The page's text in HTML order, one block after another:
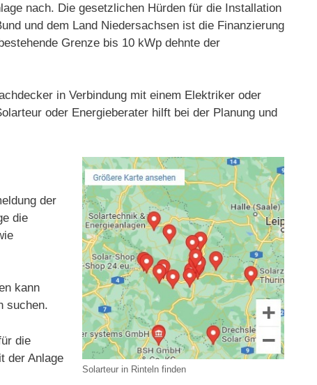
nach. Die gesetzlichen Hürden für die Installation
und dem Land Niedersachsen ist die Finanzierung
Grenze bis 10 kWp dehnte der
in Verbindung mit einem Elektriker oder
oder Energieberater hilft bei der Planung und
Solarteur in Rinteln finden
der
die
kann
suchen.
die
der Anlage